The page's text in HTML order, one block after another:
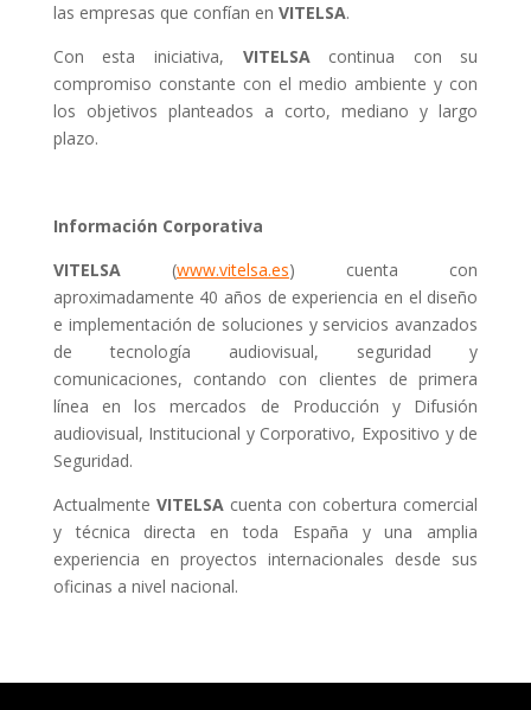
las empresas que confían en VITELSA.
Con esta iniciativa, VITELSA continua con su
compromiso constante con el medio ambiente y con
los objetivos planteados a corto, mediano y largo
plazo.
Información Corporativa
VITELSA(www.vitelsa.es) cuenta con
aproximadamente 40 años de experiencia en el diseño
e implementación de soluciones y servicios avanzados
de tecnología audiovisual, seguridad y
comunicaciones, contando con clientes de primera
línea en los mercados de Producción y Difusión
audiovisual, Institucional y Corporativo, Expositivo y de
Seguridad.
Actualmente VITELSAcuenta con cobertura comercial
y técnica directa en toda España y una amplia
experiencia en proyectos internacionales desde sus
oficinas a nivel nacional.